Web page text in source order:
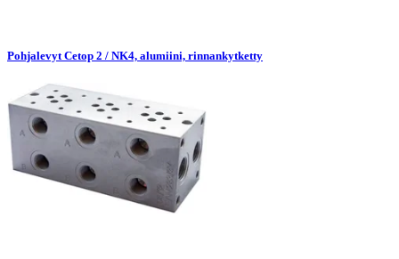
Pohjalevyt Cetop 2 / NK4, alumiini, rinnankytketty